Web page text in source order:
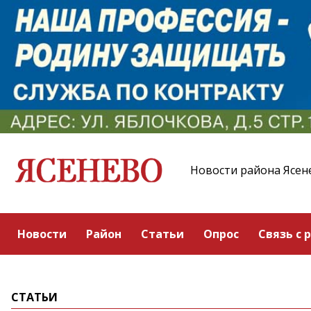
Новости района
Новости Район Статьи Опрос Связь с
СТАТЬИ